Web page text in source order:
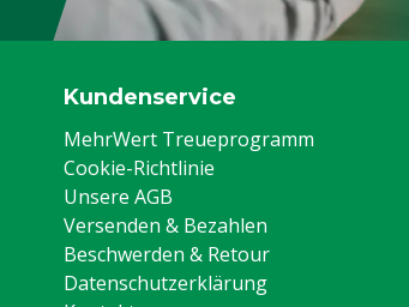
Kundenservice
MehrWert Treueprogramm
Cookie-Richtlinie
Unsere AGB
Versenden & Bezahlen
Beschwerden & Retour
Datenschutzerklärung